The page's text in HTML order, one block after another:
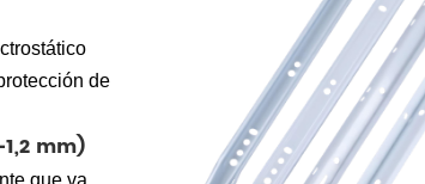
de
mm)